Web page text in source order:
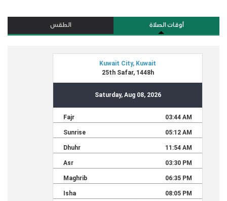
أوقات الصلاة الطقس